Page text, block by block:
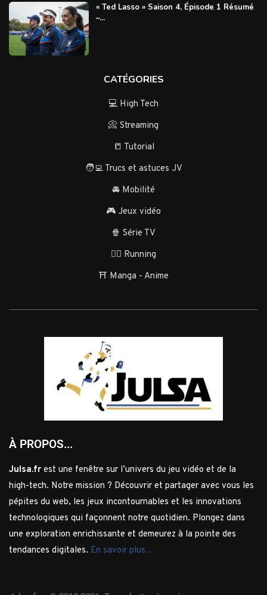
« Ted Lasso » Saison 4, Épisode 1 Résumé
–...
CATÉGORIES
💻 High Tech
📀 Streaming
📒 Tutorial
🧑‍💻 Trucs et astuces JV
🚘 Mobilité
🎮 Jeux vidéo
🍿 Série TV
🏃‍♂️ Running
⛩️ Manga - Anime
À PROPOS...
Julsa.fr est une fenêtre sur l’univers du jeu vidéo et de la
high-tech. Notre mission ? Découvrir et partager avec vous les
pépites du web, les jeux incontournables et les innovations
technologiques qui façonnent notre quotidien. Plongez dans
une exploration enrichissante et demeurez à la pointe des
tendances digitales. En savoir plus…